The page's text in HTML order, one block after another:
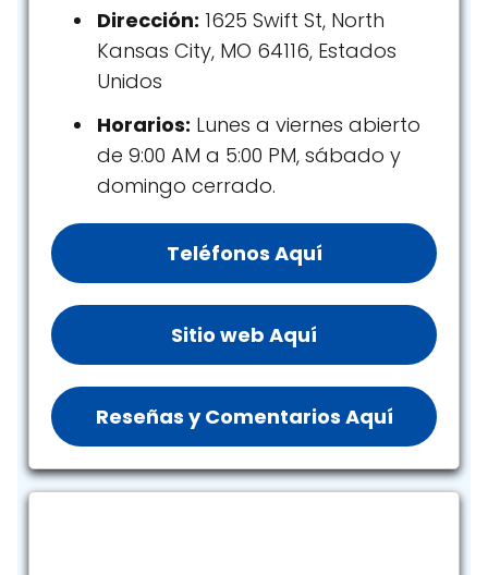
Dirección: 1625 Swift St, North
Kansas City, MO 64116, Estados
Unidos
Horarios: Lunes a viernes abierto
de 9:00 AM a 5:00 PM, sábado y
domingo cerrado.
Teléfonos Aquí
Sitio web Aquí
Reseñas y Comentarios Aquí